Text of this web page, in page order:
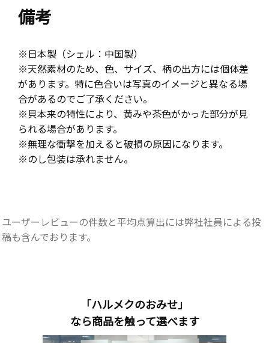
備考
※日本製（シェル：中国製）
※天然素材のため、色、サイズ、柄の出方には個体差
があります。特に色合いは写真のイメージと異なる場
合があるのでご了承ください。
※貝本来の特性により、黄みや茶色がかった部分が見
られる場合があります。
※無理な衝撃を加えると破損の原因になります。
※のし包装は承れません。
ユーザーレビューの件数と平均点算出には弊社社員による投
稿も含んでおります。
「ハルメクのおみせ」
なら商品を触って選べます